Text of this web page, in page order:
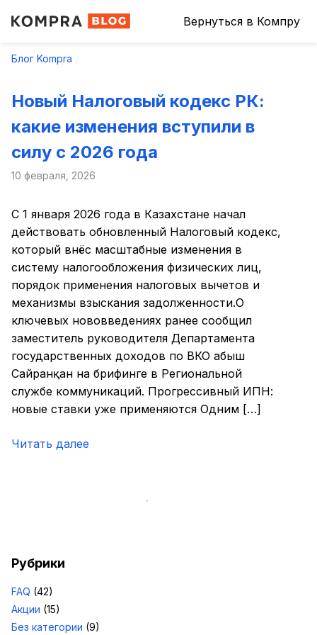
Вернуться в Компру
Блог Kompra
Новый Налоговый кодекс РК:
какие изменения вступили в
силу с 2026 года
10 февраля, 2026
С 1 января 2026 года в Казахстане начал
действовать обновленный Налоговый кодекс,
который внёс масштабные изменения в
систему налогообложения физических лиц,
порядок применения налоговых вычетов и
механизмы взыскания задолженности.О
ключевых нововведениях ранее сообщил
заместитель руководителя Департамента
государственных доходов по ВКО Қабыш
Сайранқан на брифинге в Региональной
службе коммуникаций. Прогрессивный ИПН:
новые ставки уже применяются Одним […]
Читать далее
Рубрики
FAQ (42)
Акции (15)
Без категории (9)